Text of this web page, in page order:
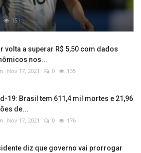
151
volta a superar R$ 5,50 com dados
nos...
Nov 17, 2021 0 135
19: Brasil tem 611,4 mil mortes e 21,96
de...
Nov 17, 2021 0 176
diz que governo vai prorrogar